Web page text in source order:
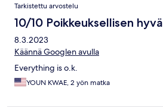
Tarkistettu arvostelu
10/10 Poikkeuksellisen hyvä
8.3.2023
Käännä Googlen avulla
Everything is o.k.
YOUN KWAE, 2 yön matka